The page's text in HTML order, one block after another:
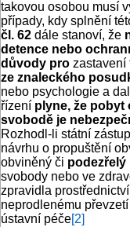
takovou osobou musí
případy, kdy splnění
čl. 62 dále stanoví, že
detence nebo
důvody pro zastavení
ze znaleckého
nebo psychologie a
řízení plyne, že pobyt
svobodě je
Rozhodl-li státní
návrhu o propuštění
obviněný či podezřelý
svobody nebo ve
zpravidla
neprodlenému
ústavní péče[2]